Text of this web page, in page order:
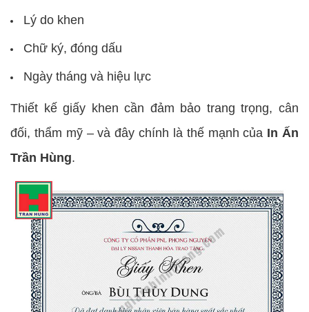
Lý do khen
Chữ ký, đóng dấu
Ngày tháng và hiệu lực
Thiết kế giấy khen cần đảm bảo trang trọng, cân
đối, thẩm mỹ – và đây chính là thế mạnh của In Ấn
Trần Hùng.